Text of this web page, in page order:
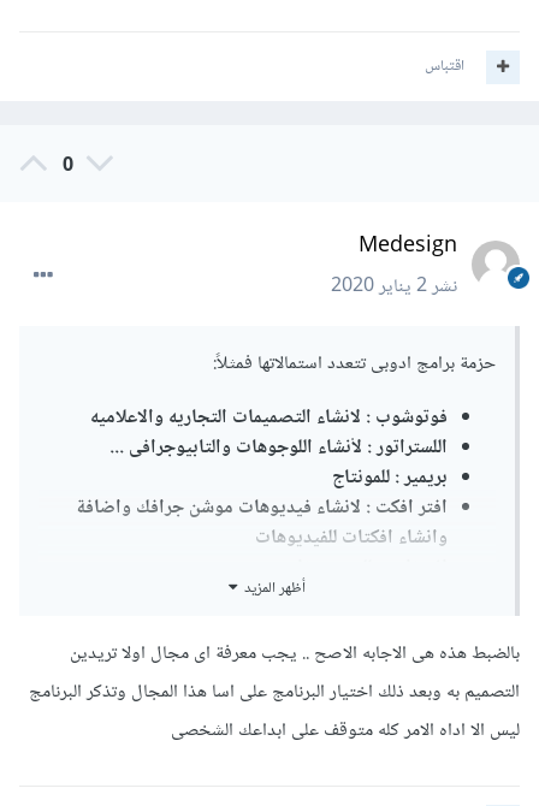
اقتباس
0
Medesign
نشر2 يناير 2020
حزمة برامج ادوبى تتعدد استمالاتها فمثلاً:
فوتوشوب : لانشاء التصميمات التجاريه والاعلاميه
اللستراتور : لاْنشاء اللوجوهات والتابيوجرافى ...
بريمير : للمونتاج
افتر افكت : لانشاء فيديوهات موشن جرافك واضافة
وانشاء افكتات للفيديوهات
أظهر المزيد
بالضبط هذه هى الاجابه الاصح .. يجب معرفة اى مجال اولا تريدين
التصميم به وبعد ذلك اختيار البرنامج على اسا هذا المجال وتذكر البرنامج
ليس الا اداه الامر كله متوقف على ابداعك الشخصى